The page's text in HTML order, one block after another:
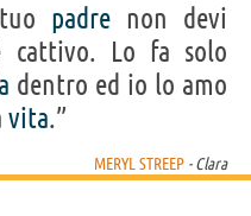
padrenon devi
cattivo. Lo fa solo
dentro ed io lo amo
vita.”
MERYL STREEP - Clara